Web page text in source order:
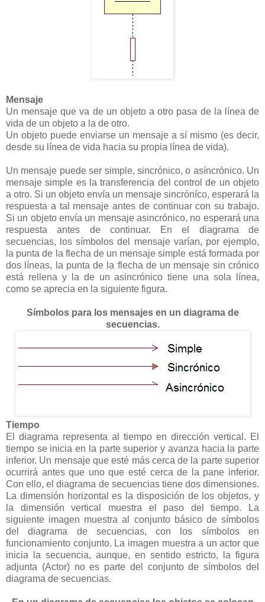
Mensaje
Un mensaje que va de un objeto a otro pasa de la línea de
vida de un objeto a la de otro.
Un objeto puede enviarse un mensaje a sí mismo (es decir,
desde su línea de vida hacia su propia línea de vida).
Un mensaje puede ser simple, sincrónico, o asíncrónico. Un
mensaje simple es la transferencia del control de un objeto
a otro. Si un objeto envía un mensaje sincróníco, esperará la
respuesta a tal mensaje antes de continuar con su trabajo.
Si un objeto envía un mensaje asincrónico, no esperará una
respuesta antes de continuar. En el diagrama de
secuencias, los símbolos del mensaje varían, por ejemplo,
la punta de la flecha de un mensaje simple está formada por
dos líneas, la punta de la flecha de un mensaje sin crónico
está rellena y la de un asincrónico tiene una sola línea,
como se aprecia en la siguiente figura.
Símbolos para los mensajes en un diagrama de
secuencias.
Tiempo
El diagrama representa al tiempo en dirección vertical. El
tiempo se inicia en la parte superior y avanza hacia la parte
inferior. Un mensaje que esté más cerca de la parte superior
ocurrirá antes que uno que esté cerca de la pane inferior.
Con ello, el diagrama de secuencias tiene dos dimensiones.
La dimensión horizontal es la disposición de los objetos, y
la dimensión vertical muestra el paso del tiempo. La
siguiente imagen muestra al conjunto básico de símbolos
del diagrama de secuencias, con los símbolos en
funcionamiento conjunto. La imagen muestra a un actor que
inicia la secuencia, aunque, en sentido estricto, la figura
adjunta (Actor) no es parte del conjunto de símbolos del
diagrama de secuencias.